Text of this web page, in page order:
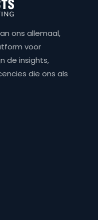
ons allemaal,
voor
de insights,
die ons als